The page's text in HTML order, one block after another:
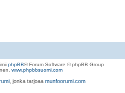
phpBB® Forum Software © phpBB Group
www.phpbbsuomi.com
, jonka tarjoaa munfoorumi.com